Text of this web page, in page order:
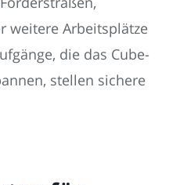
weitere Arbeitsplätze
die das Cube-
stellen sichere